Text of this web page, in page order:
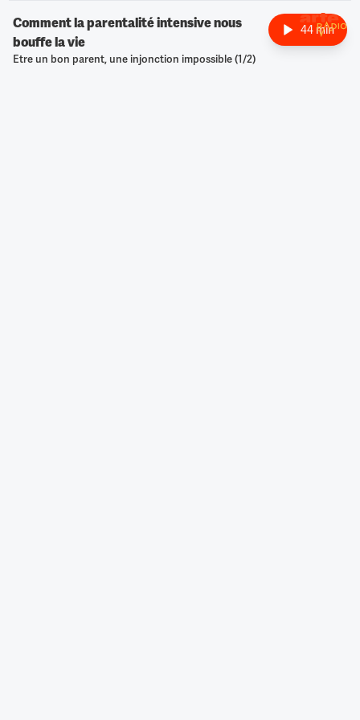
Retour à
Comment la parentalité intensive nous
bouffe la vie
Etre un bon parent, une injonction impossible (1/2)
44 min